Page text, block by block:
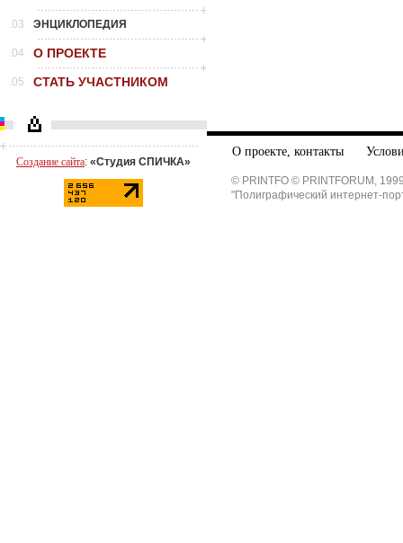
.03 ЭНЦИКЛОПЕДИЯ
.04 О ПРОЕКТЕ
.05 СТАТЬ УЧАСТНИКОМ
Создание сайта: «Студия СПИЧКА»
О проекте, контакты
© PRINTFO © PRINTFORUM,
"Полиграфический интернет-